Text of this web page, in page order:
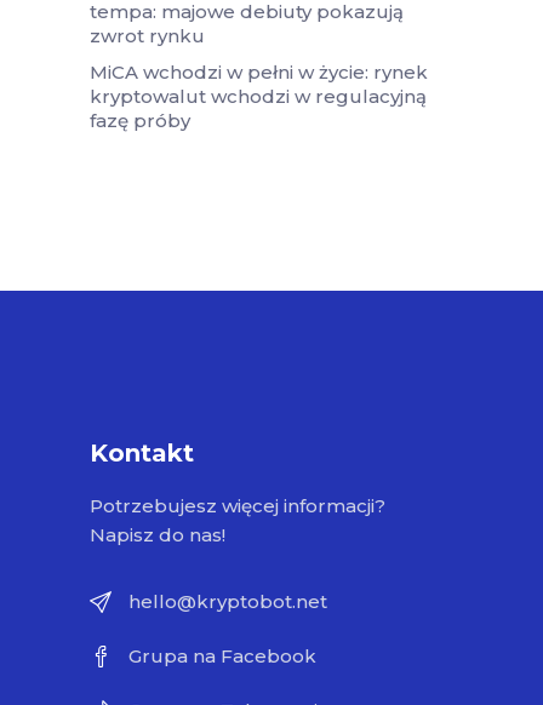
tempa: majowe debiuty pokazują
zwrot rynku
MiCA wchodzi w pełni w życie: rynek
kryptowalut wchodzi w regulacyjną
fazę próby
Kontakt
Potrzebujesz więcej informacji?
Napisz do nas!
hello@kryptobot.net
Grupa na Facebook